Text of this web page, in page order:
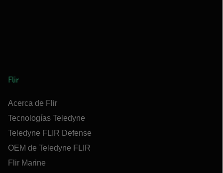
Flir
Acerca de Flir
Tecnologías Teledyne
Teledyne FLIR Defense
OEM de Teledyne FLIR
Flir Marine